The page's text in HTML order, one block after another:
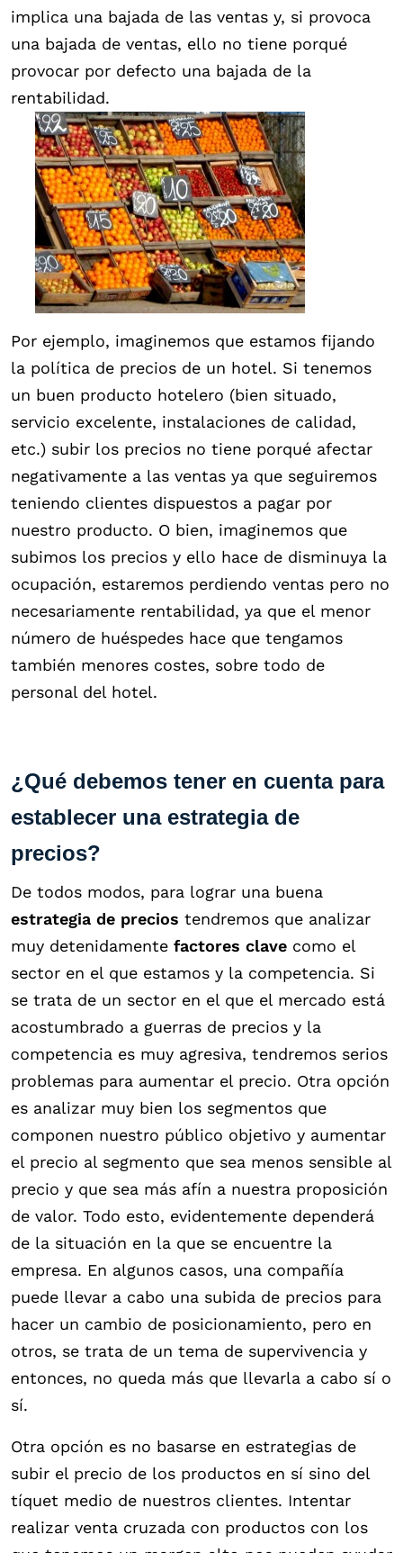
implica una bajada de las ventas y, si provoca
una bajada de ventas, ello no tiene porqué
provocar por defecto una bajada de la
rentabilidad.
Por ejemplo, imaginemos que estamos fijando
la política de precios de un hotel. Si tenemos
un buen producto hotelero (bien situado,
servicio excelente, instalaciones de calidad,
etc.) subir los precios no tiene porqué afectar
negativamente a las ventas ya que seguiremos
teniendo clientes dispuestos a pagar por
nuestro producto. O bien, imaginemos que
subimos los precios y ello hace de disminuya la
ocupación, estaremos perdiendo ventas pero no
necesariamente rentabilidad, ya que el menor
número de huéspedes hace que tengamos
también menores costes, sobre todo de
personal del hotel.
¿Qué debemos tener en cuenta para
establecer una estrategia de
precios?
De todos modos, para lograr una buena
estrategia de precios tendremos que analizar
muy detenidamente factores clave como el
sector en el que estamos y la competencia. Si
se trata de un sector en el que el mercado está
acostumbrado a guerras de precios y la
competencia es muy agresiva, tendremos serios
problemas para aumentar el precio. Otra opción
es analizar muy bien los segmentos que
componen nuestro público objetivo y aumentar
el precio al segmento que sea menos sensible al
precio y que sea más afín a nuestra proposición
de valor. Todo esto, evidentemente dependerá
de la situación en la que se encuentre la
empresa. En algunos casos, una compañía
puede llevar a cabo una subida de precios para
hacer un cambio de posicionamiento, pero en
otros, se trata de un tema de supervivencia y
entonces, no queda más que llevarla a cabo sí o
sí.
Otra opción es no basarse en estrategias de
subir el precio de los productos en sí sino del
tíquet medio de nuestros clientes. Intentar
realizar venta cruzada con productos con los